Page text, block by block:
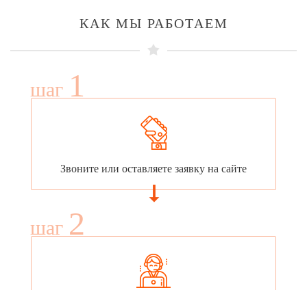
КАК МЫ РАБОТАЕМ
шаг 1
Звоните или оставляете заявку на сайте
шаг 2